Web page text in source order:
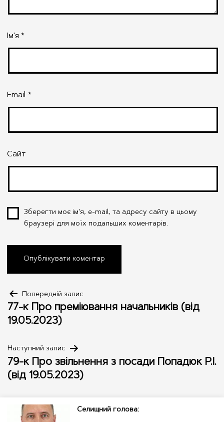
Ім'я *
Email *
Сайт
Зберегти моє ім'я, e-mail, та адресу сайту в цьому
браузері для моїх подальших коментарів.
Навігація
записів
Попередній запис
77-к Про преміювання начальників (від
19.05.2023)
Наступний запис
79-к Про звільнення з посади Попадюк Р.І.
(від 19.05.2023)
Cелищний голова: